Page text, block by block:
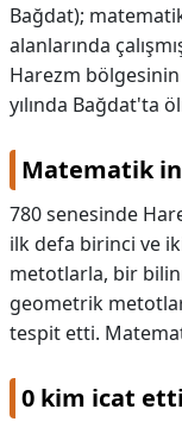
Bağdat);
alanlarında
Harezm
yılında Bağdat'ta
Matematik
780 senesinde
ilk defa birinci ve
metotlarla, bir
geometrik
tespit etti.
0 kim icat